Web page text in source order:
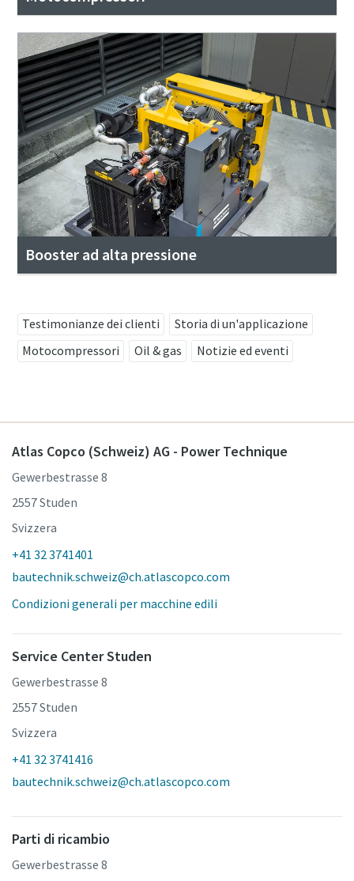
Booster ad alta pressione
Testimonianze dei clienti
Storia di un'applicazione
Motocompressori
Oil & gas Notizie ed eventi
Atlas Copco (Schweiz) AG - Power Technique
Gewerbestrasse 8
2557 Studen
Svizzera
+41 32 3741401
bautechnik.schweiz@ch.atlascopco.com
Condizioni generali per macchine edili
Service Center Studen
Gewerbestrasse 8
2557 Studen
Svizzera
+41 32 3741416
bautechnik.schweiz@ch.atlascopco.com
Parti di ricambio
Gewerbestrasse 8